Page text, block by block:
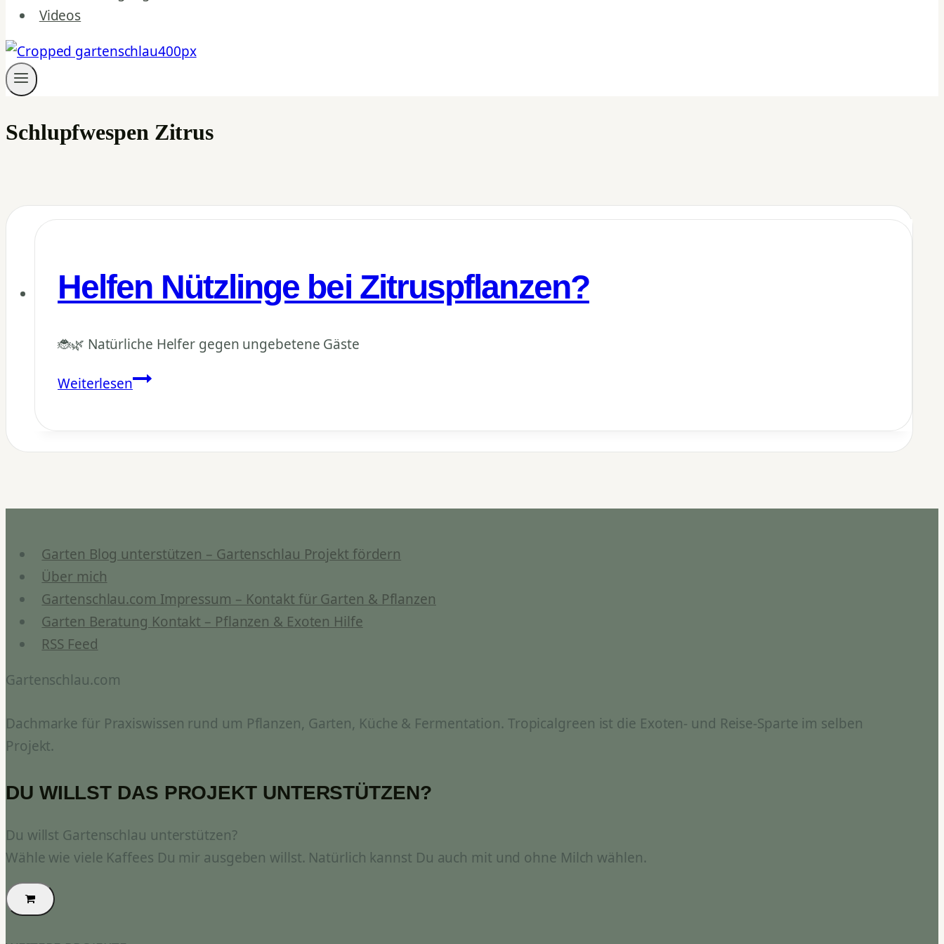
Videos
Schlupfwespen Zitrus
Helfen Nützlinge bei Zitruspflanzen?
🐞🌿 Natürliche Helfer gegen ungebetene Gäste
WeiterlesenHelfen
Zitruspflanzen?
Garten Blog unterstützen – Gartenschlau Projekt fördern
Über mich
Gartenschlau.com Impressum – Kontakt für Garten & Pflanzen
Garten Beratung Kontakt – Pflanzen & Exoten Hilfe
RSS Feed
Gartenschlau.com
Dachmarke für Praxiswissen rund um Pflanzen, Garten, Küche & Fermentation. Tropicalgreen ist die Exoten- und Reise-Sparte im selben
Projekt.
DU WILLST DAS PROJEKT UNTERSTÜTZEN?
Du willst Gartenschlau unterstützen?
Wähle wie viele Kaffees Du mir ausgeben willst. Natürlich kannst Du auch mit und ohne Milch wählen.